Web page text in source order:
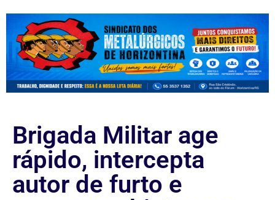
Brigada Militar age
rápido, intercepta
autor de furto e